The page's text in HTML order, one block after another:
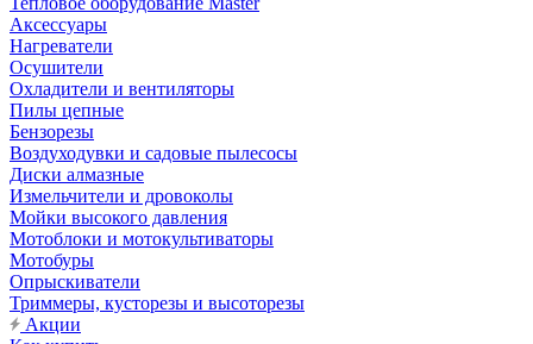
Аксессуары
Нагреватели
Осушители
Охладители и вентиляторы
Пилы цепные
Бензорезы
Воздуходувки и садовые пылесосы
Диски алмазные
Измельчители и дровоколы
Мойки высокого давления
Мотоблоки и мотокультиваторы
Мотобуры
Опрыскиватели
Триммеры, кусторезы и высоторезы
Акции